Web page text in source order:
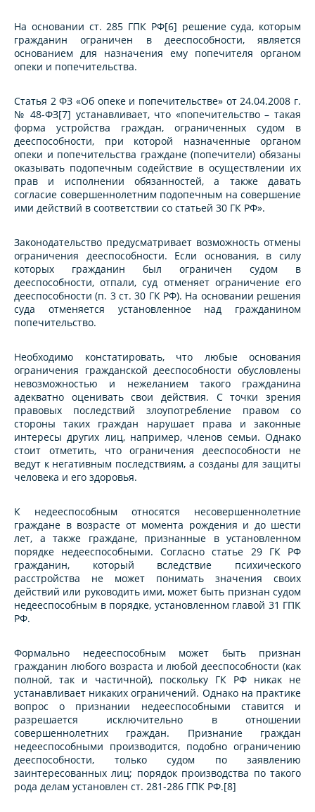
На основании ст. 285 ГПК РФ[6] решение суда, которым
гражданин ограничен в дееспособности, является
основанием для назначения ему попечителя органом
опеки и попечительства.
Статья 2 ФЗ «Об опеке и попечительстве» от 24.04.2008 г.
№ 48-ФЗ[7] устанавливает, что «попечительство – такая
форма устройства граждан, ограниченных судом в
дееспособности, при которой назначенные органом
опеки и попечительства граждане (попечители) обязаны
оказывать подопечным содействие в осуществлении их
прав и исполнении обязанностей, а также давать
согласие совершеннолетним подопечным на совершение
ими действий в соответствии со статьей 30 ГК РФ».
Законодательство предусматривает возможность отмены
ограничения дееспособности. Если основания, в силу
которых гражданин был ограничен судом в
дееспособности, отпали, суд отменяет ограничение его
дееспособности (п. 3 ст. 30 ГК РФ). На основании решения
суда отменяется установленное над гражданином
попечительство.
Необходимо констатировать, что любые основания
ограничения гражданской дееспособности обусловлены
невозможностью и нежеланием такого гражданина
адекватно оценивать свои действия. С точки зрения
правовых последствий злоупотребление правом со
стороны таких граждан нарушает права и законные
интересы других лиц, например, членов семьи. Однако
стоит отметить, что ограничения дееспособности не
ведут к негативным последствиям, а созданы для защиты
человека и его здоровья.
К недееспособным относятся несовершеннолетние
граждане в возрасте от момента рождения и до шести
лет, а также граждане, признанные в установленном
порядке недееспособными. Согласно статье 29 ГК РФ
гражданин, который вследствие психического
расстройства не может понимать значения своих
действий или руководить ими, может быть признан судом
недееспособным в порядке, установленном главой 31 ГПК
РФ.
Формально недееспособным может быть признан
гражданин любого возраста и любой дееспособности (как
полной, так и частичной), поскольку ГК РФ никак не
устанавливает никаких ограничений. Однако на практике
вопрос о признании недееспособными ставится и
разрешается исключительно в отношении
совершеннолетних граждан. Признание граждан
недееспособными производится, подобно ограничению
дееспособности, только судом по заявлению
заинтересованных лиц; порядок производства по такого
рода делам установлен ст. 281-286 ГПК РФ.[8]